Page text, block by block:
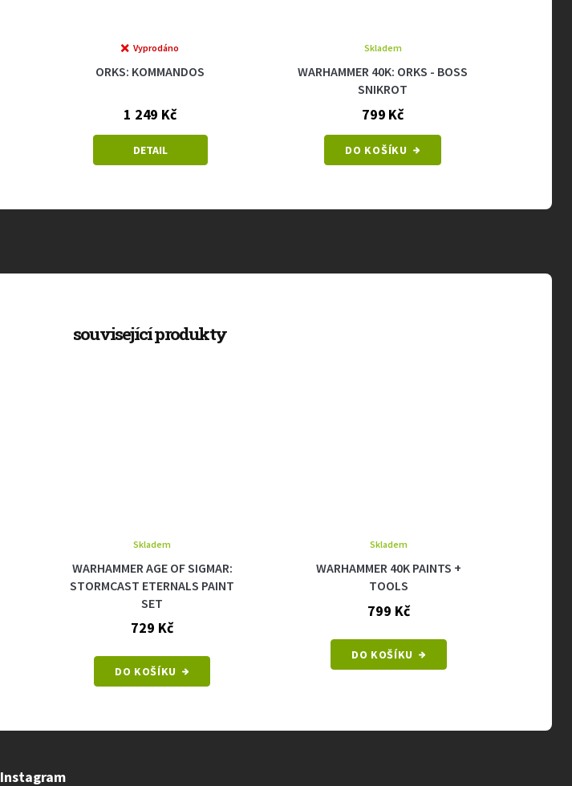
ORKS: KOMMANDOS
Vyprodáno
1 249 Kč
DETAIL
WARHAMMER 40K: ORKS - BOSS
SNIKROT
Skladem
799 Kč
DO KOŠÍKU
WARHAMMER AGE OF SIGMAR:
STORMCAST ETERNALS PAINT
SET
Skladem
729 Kč
DO KOŠÍKU
WARHAMMER 40K PAINTS +
TOOLS
Skladem
799 Kč
DO KOŠÍKU
Instagram